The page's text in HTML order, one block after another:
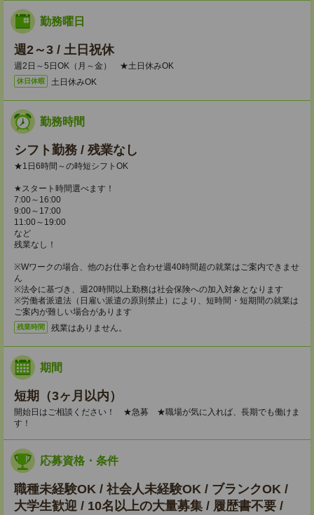
勤務曜日
週2～3 / 土日祝休
週2日～5日OK（月～金） ★土日休みOK
休日休暇 土日休みOK
勤務時間
シフト勤務 / 残業なし
★1日6時間～の時短シフトOK
★スタート時間選べます！
7:00～16:00
9:00～17:00
11:00～19:00
など
残業なし！
※Wワークの場合、他のお仕事と合わせ週40時間超の就業はご案内できませ
ん
※法令に基づき、週20時間以上勤務は社会保険への加入対象となります
※労働者派遣法（日雇い派遣の原則禁止）により、短時間・短期間の就業は
ご案内が難しい場合があります
残業時間 残業はありません。
期間
短期（3ヶ月以内）
開始日はご相談ください！ ★急募 ★職場が気に入れば、長期でも働けま
す！
応募資格・条件
職種未経験OK / 社会人未経験OK / ブランクOK /
大学生歓迎 / 10名以上の大量募集 / 履歴書不要 /